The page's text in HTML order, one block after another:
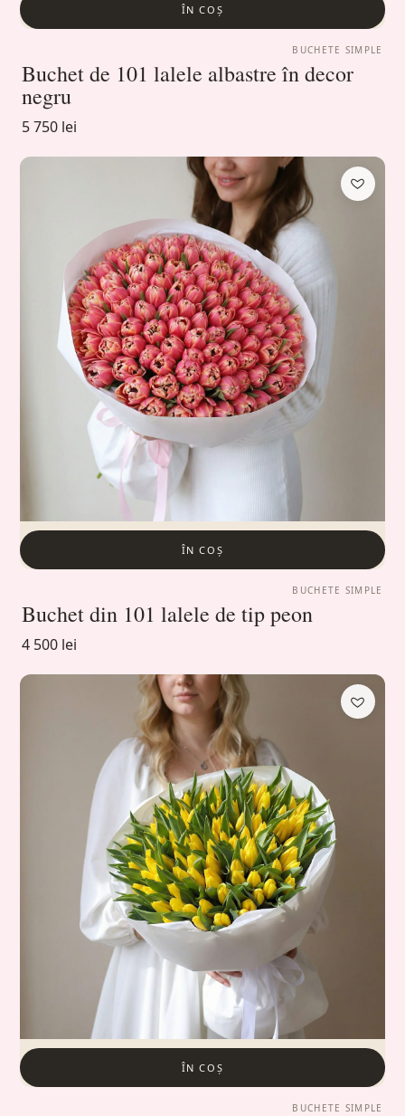
ÎN COȘ
BUCHETE SIMPLE
Buchet de 101 lalele albastre în decor
negru
5 750 lei
ÎN COȘ
BUCHETE SIMPLE
Buchet din 101 lalele de tip peon
4 500 lei
ÎN COȘ
BUCHETE SIMPLE